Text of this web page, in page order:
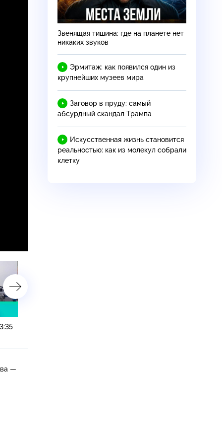
—
Звенящая тишина: где на планете нет
никаких звуков
Эрмитаж: как появился один из
крупнейших музеев мира
Заговор в пруду: самый
абсурдный скандал Трампа
Искусственная жизнь становится
реальностью: как из молекул собрали
клетку